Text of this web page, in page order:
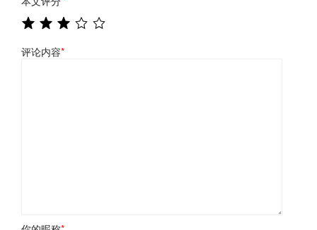
评论内容*